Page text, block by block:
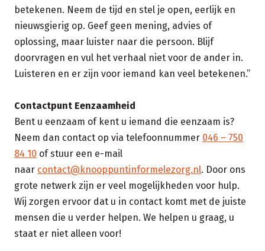
betekenen. Neem de tijd en stel je open, eerlijk en
nieuwsgierig op. Geef geen mening, advies of
oplossing, maar luister naar die persoon. Blijf
doorvragen en vul het verhaal niet voor de ander in.
Luisteren en er zijn voor iemand kan veel betekenen.”
Contactpunt Eenzaamheid
Bent u eenzaam of kent u iemand die eenzaam is?
Neem dan contact op via telefoonnummer 046 – 750
84 10 of stuur een e-mail
naar contact@knooppuntinformelezorg.nl. Door ons
grote netwerk zijn er veel mogelijkheden voor hulp.
Wij zorgen ervoor dat u in contact komt met de juiste
mensen die u verder helpen. We helpen u graag, u
staat er niet alleen voor!